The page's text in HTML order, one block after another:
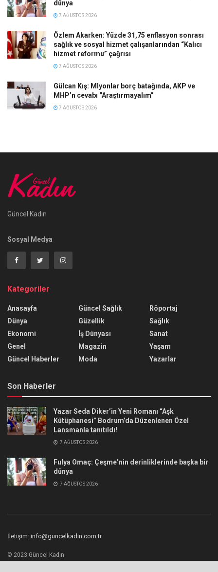
dünya
7 AĞUSTOS 2026
Özlem Akarken: Yüzde 31,75 enflasyon sonrası
sağlık ve sosyal hizmet çalışanlarından “Kalıcı
hizmet reformu” çağrısı
7 AĞUSTOS 2026
Gülcan Kış: Mlyonlar borç batağında, AKP ve
MHP’n cevabı “Araştırmayalım”
7 AĞUSTOS 2026
Güncel Kadın
Sosyal Medya
Kategoriler
Anasayfa
Dünya
Ekonomi
Genel
Güncel Haberler
Güncel Sağlık
Güzellik
İş Dünyası
Magazin
Moda
Röportaj
Sağlık
Sanat
Yaşam
Yazarlar
Son Haberler
Yazar Seda Diker’in Yeni Romanı “Aşk
Kütüphanesi” Bodrum’da Düzenlenen Özel
Lansmanla tanıtıldı!
7 AĞUSTOS 2026
Fulya Omaç: Çeşme’nin derinliklerinde başka bir
dünya
7 AĞUSTOS 2026
İletişim: info@guncelkadin.com.tr
© 2023 Güncel Kadın.